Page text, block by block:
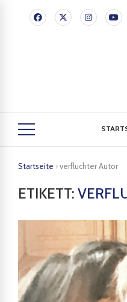
Startseite ›verfluchter Autor
ETIKETT: